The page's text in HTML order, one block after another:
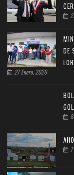
DE
27 Enero, 2026